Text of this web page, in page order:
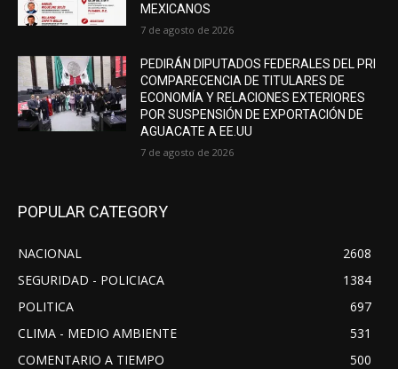
MEXICANOS
7 de agosto de 2026
PEDIRÁN DIPUTADOS FEDERALES DEL PRI
COMPARECENCIA DE TITULARES DE
ECONOMÍA Y RELACIONES EXTERIORES
POR SUSPENSIÓN DE EXPORTACIÓN DE
AGUACATE A EE.UU
7 de agosto de 2026
POPULAR CATEGORY
NACIONAL
2608
SEGURIDAD - POLICIACA
1384
POLITICA
697
CLIMA - MEDIO AMBIENTE
531
COMENTARIO A TIEMPO
500